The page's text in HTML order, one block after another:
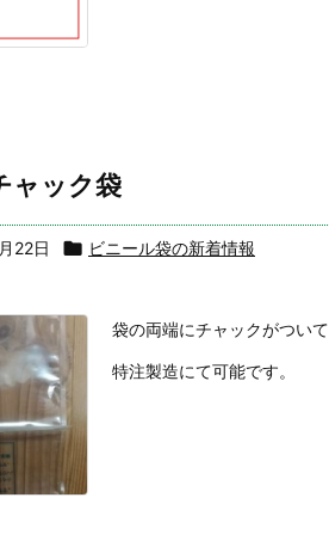
ャック袋
22日  ビニール袋の新着情報
袋の両端にチャックがついて
特注製造にて可能です。